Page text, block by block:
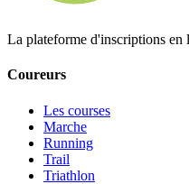
La plateforme d'inscriptions en
Coureurs
Les courses
Marche
Running
Trail
Triathlon